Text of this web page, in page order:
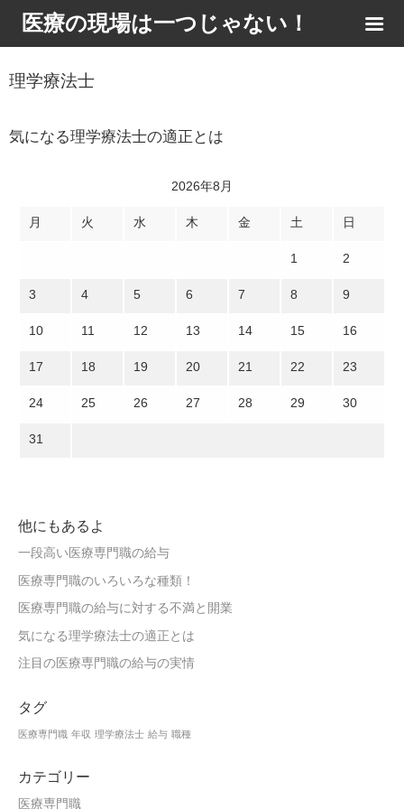
医療の現場は一つじゃない！
理学療法士
気になる理学療法士の適正とは
2026年8月
月 火 水 木 金 土 日
1 2
3 4 5 6 7 8 9
10 11 12 13 14 15 16
17 18 19 20 21 22 23
24 25 26 27 28 29 30
31
他にもあるよ
一段高い医療専門職の給与
医療専門職のいろいろな種類！
医療専門職の給与に対する不満と開業
気になる理学療法士の適正とは
注目の医療専門職の給与の実情
タグ
医療専門職 年収 理学療法士 給与 職種
カテゴリー
医療専門職